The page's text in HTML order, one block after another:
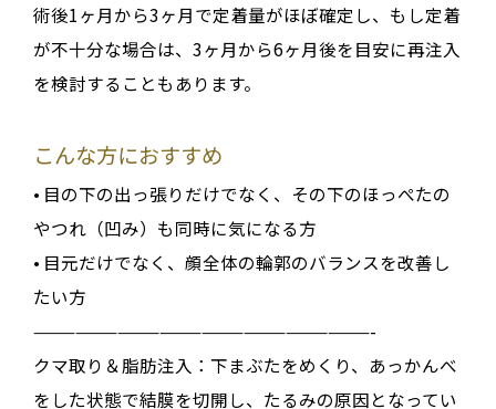
術後1ヶ月から3ヶ月で定着量がほぼ確定し、もし定着
が不十分な場合は、3ヶ月から6ヶ月後を目安に再注入
を検討することもあります。
こんな方におすすめ
• 目の下の出っ張りだけでなく、その下のほっぺたの
やつれ（凹み）も同時に気になる方
• 目元だけでなく、顔全体の輪郭のバランスを改善し
たい方
————————————————————————-
クマ取り＆脂肪注入：下まぶたをめくり、あっかんべ
をした状態で結膜を切開し、たるみの原因となってい